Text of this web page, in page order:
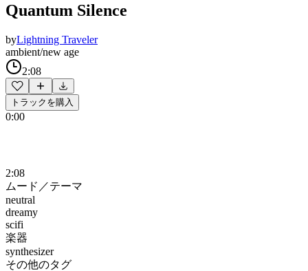
Quantum Silence
byLightning Traveler
ambient/new age
2:08
トラックを購入
0:00
2:08
ムード／テーマ
neutral
dreamy
scifi
楽器
synthesizer
その他のタグ